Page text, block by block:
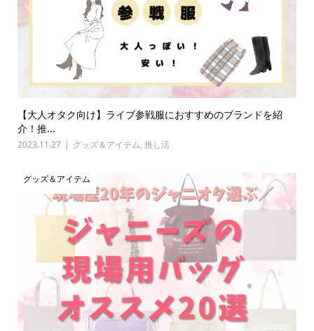
【大人オタク向け】ライブ参戦服におすすめのブランドを紹
介！推...
2023.11.27 グッズ＆アイテム, 推し活
グッズ＆アイテム